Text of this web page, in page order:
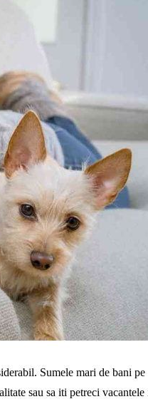
Sumele mari de bani pe
sau sa iti petreci vacantele